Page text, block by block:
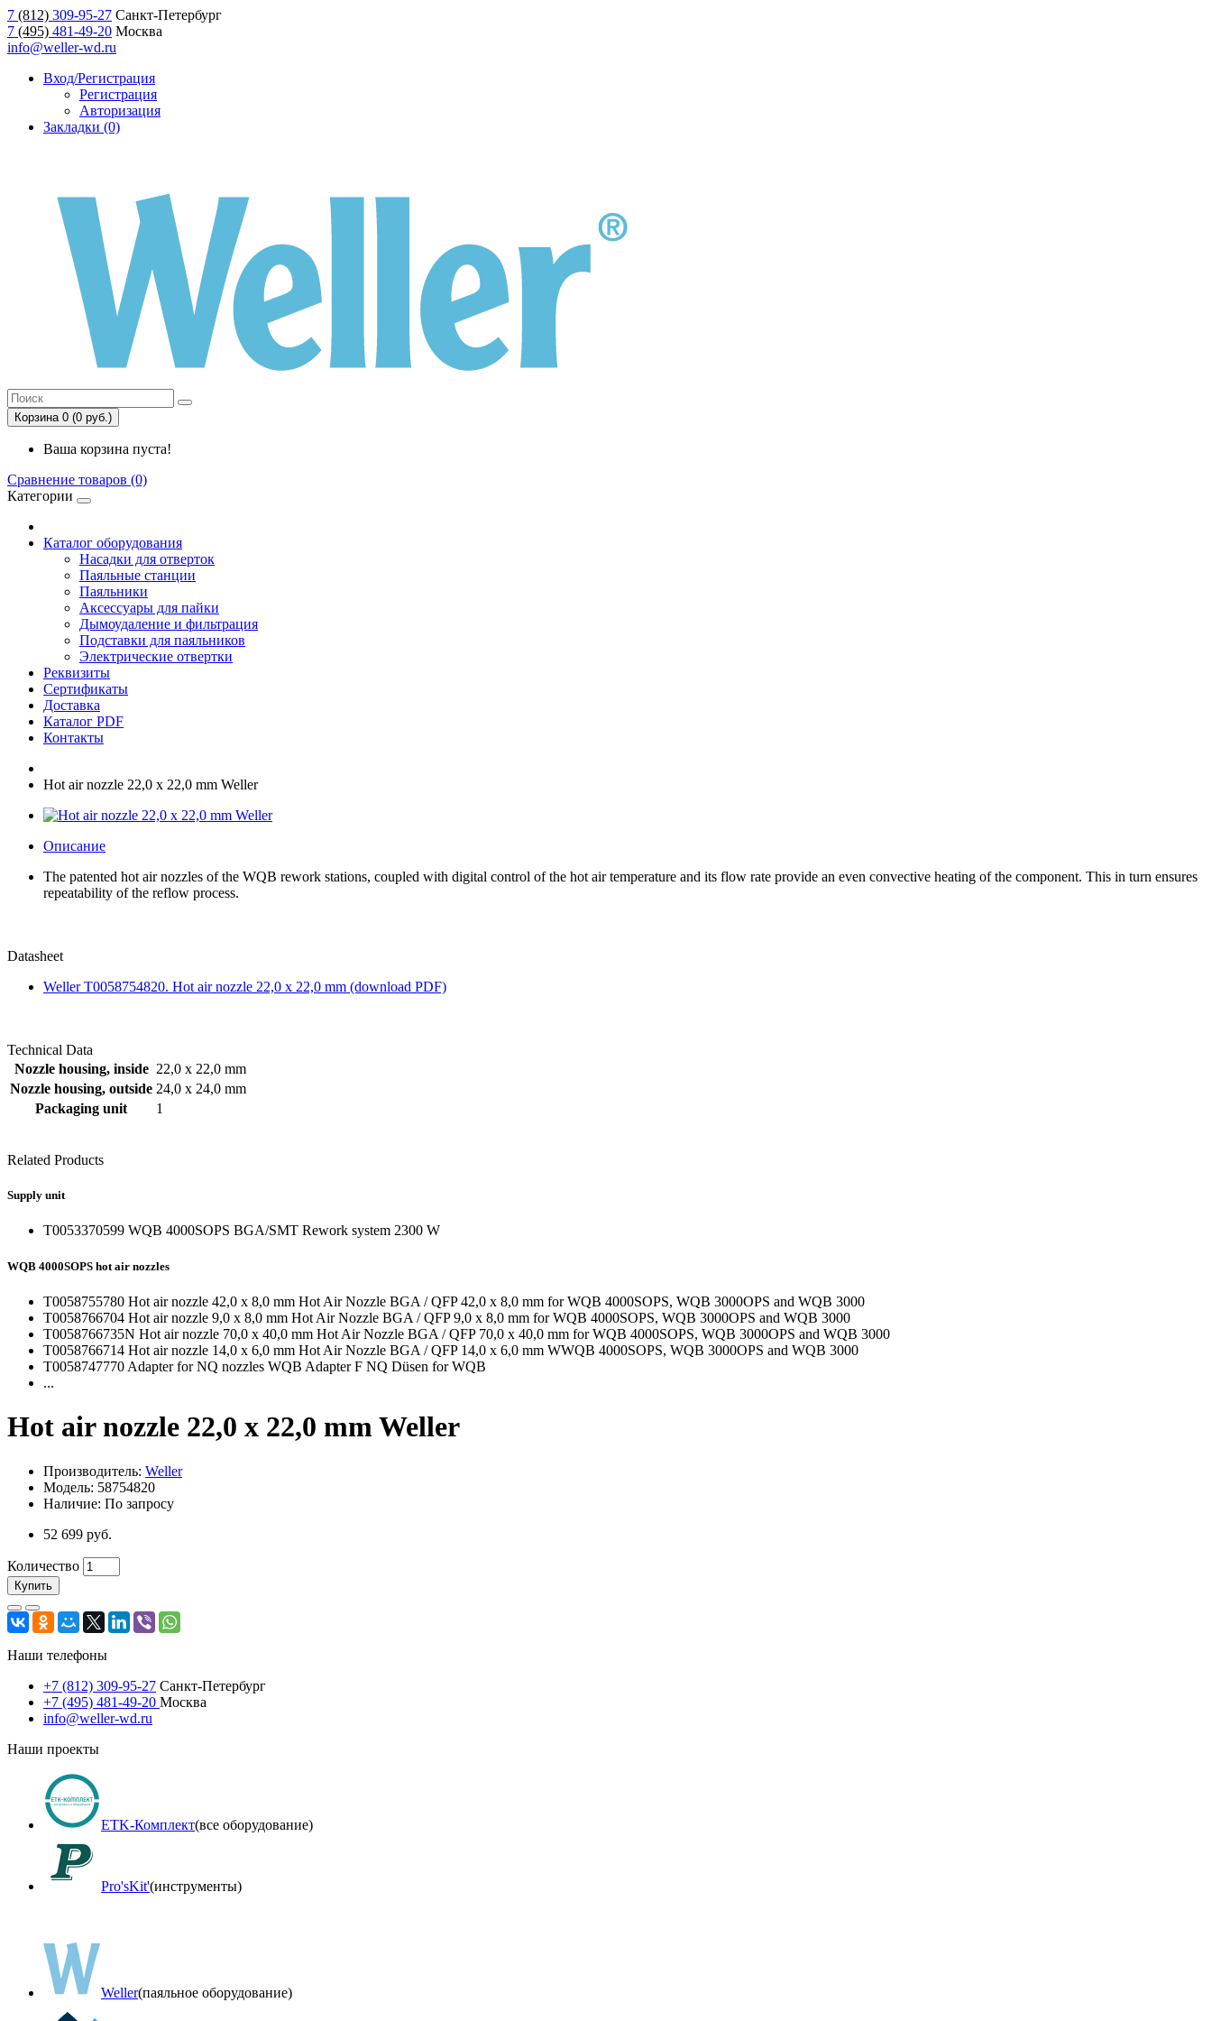
7 (812) 309-95-27 Санкт-Петербург
7 (495) 481-49-20 Москва
info@weller-wd.ru
Вход/Регистрация
Регистрация
Авторизация
Закладки (0)
Корзина 0 (0 руб.)
Ваша корзина пуста!
Сравнение товаров (0)
Категории
Каталог оборудования
Насадки для отверток
Паяльные станции
Паяльники
Аксессуары для пайки
Дымоудаление и фильтрация
Подставки для паяльников
Электрические отвертки
Реквизиты
Сертификаты
Доставка
Каталог PDF
Контакты
Hot air nozzle 22,0 x 22,0 mm Weller
Описание
The patented hot air nozzles of the WQB rework stations, coupled with digital control of the hot air temperature and its flow rate provide an even convective heating of the component. This in turn ensures
repeatability of the reflow process.
Datasheet
Weller T0058754820. Hot air nozzle 22,0 x 22,0 mm (download PDF)
Technical Data
Nozzle housing, inside 22,0 x 22,0 mm
Nozzle housing, outside 24,0 x 24,0 mm
Packaging unit
1
Related Products
Supply unit
T0053370599 WQB 4000SOPS BGA/SMT Rework system 2300 W
WQB 4000SOPS hot air nozzles
T0058755780 Hot air nozzle 42,0 x 8,0 mm Hot Air Nozzle BGA / QFP 42,0 x 8,0 mm for WQB 4000SOPS, WQB 3000OPS and WQB 3000
T0058766704 Hot air nozzle 9,0 x 8,0 mm Hot Air Nozzle BGA / QFP 9,0 x 8,0 mm for WQB 4000SOPS, WQB 3000OPS and WQB 3000
T0058766735N Hot air nozzle 70,0 x 40,0 mm Hot Air Nozzle BGA / QFP 70,0 x 40,0 mm for WQB 4000SOPS, WQB 3000OPS and WQB 3000
T0058766714 Hot air nozzle 14,0 x 6,0 mm Hot Air Nozzle BGA / QFP 14,0 x 6,0 mm WWQB 4000SOPS, WQB 3000OPS and WQB 3000
T0058747770 Adapter for NQ nozzles WQB Adapter F NQ Düsen for WQB
...
Hot air nozzle 22,0 x 22,0 mm Weller
Производитель: Weller
Модель: 58754820
Наличие: По запросу
52 699 руб.
Количество
Купить
Наши телефоны
+7 (812) 309-95-27 Санкт-Петербург
+7 (495) 481-49-20 Москва
info@weller-wd.ru
Наши проекты
ETK-Комплект(все оборудование)
Pro'sKit'(инструменты)
Weller(паяльное оборудование)